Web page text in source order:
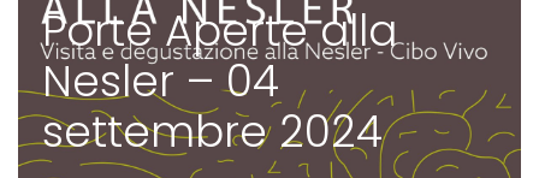
Porte Aperte alla
Nesler – 04
settembre 2024